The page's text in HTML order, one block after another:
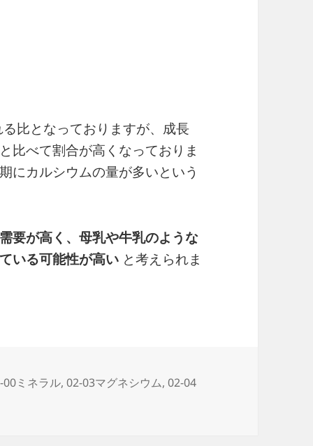
比となっておりますが、成長
比べて割合が高くなっておりま
にカルシウムの量が多いという
要が高く、母乳や牛乳のような
いる可能性が高い と考えられま
00ミネラル,02-03マグネシウム,02-04